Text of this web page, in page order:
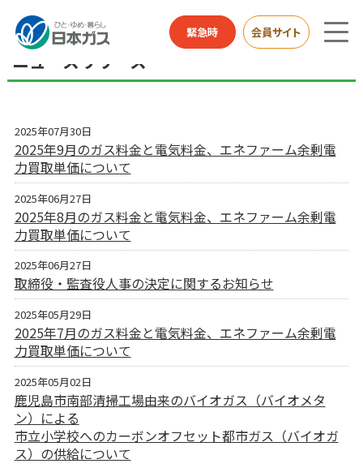
緊急時 会員サイト
総合HOME お知らせ ニュースリリース
ニュースリリース
2025年07月30日
2025年9月のガス料金と電気料金、エネファーム余剰電
力買取単価について
2025年06月27日
2025年8月のガス料金と電気料金、エネファーム余剰電
力買取単価について
2025年06月27日
取締役・監査役人事の決定に関するお知らせ
2025年05月29日
2025年7月のガス料金と電気料金、エネファーム余剰電
力買取単価について
2025年05月02日
鹿児島市南部清掃工場由来のバイオガス（バイオメタ
ン）による
市立小学校へのカーボンオフセット都市ガス（バイオガ
ス）の供給について